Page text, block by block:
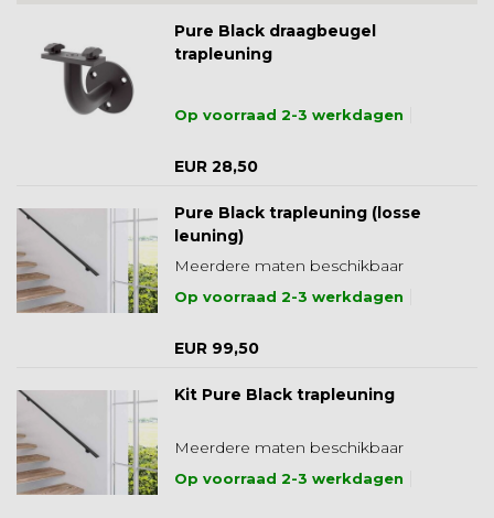
Pure Black draagbeugel
trapleuning
Op voorraad 2-3 werkdagen
EUR 28,50
Pure Black trapleuning (losse
leuning)
Meerdere maten beschikbaar
Op voorraad 2-3 werkdagen
EUR 99,50
Kit Pure Black trapleuning
Meerdere maten beschikbaar
Op voorraad 2-3 werkdagen